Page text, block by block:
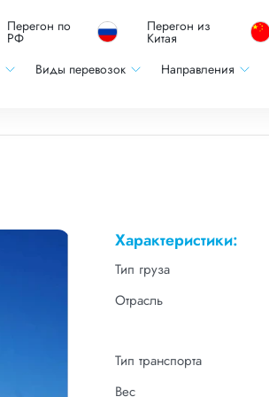
Перегон по
РФ
Перегон из
Китая
Виды перевозок Направления
Характеристики:
Тип груза
Отрасль
Тип транспорта
Вес